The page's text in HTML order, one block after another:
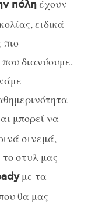
πόληέχουν
ειδικά
πιο
διανύουμε.
μπορεί να
σινεμά,
το στυλ μας
με τα
θα μας